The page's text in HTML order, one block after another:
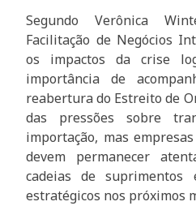
Segundo Verônica
Facilitação de Negócios
os impactos da crise
importância de
reabertura do Estreito de
das pressões sobre
importação, mas
devem permanecer
cadeias de suprimentos
estratégicos nos próximos